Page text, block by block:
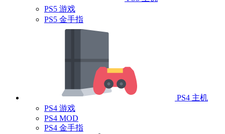
PS5 游戏
PS5 金手指
PS4 主机
PS4 游戏
PS4 MOD
PS4 金手指